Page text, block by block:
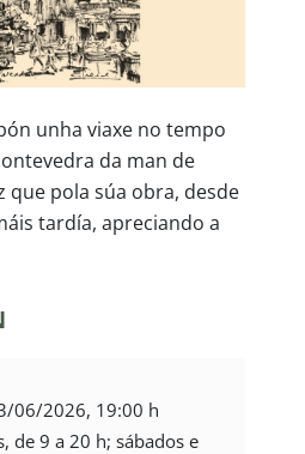
unha viaxe no tempo
da man de
que pola súa obra, desde
tardía, apreciando a
06/2026, 19:00 h
de 9 a 20 h; sábados e